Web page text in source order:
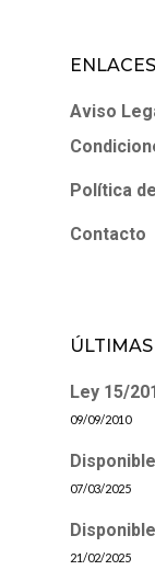
Aviso
Política
Contacto
Ley 15/
09/09/2010
07/03/2025
21/02/2025